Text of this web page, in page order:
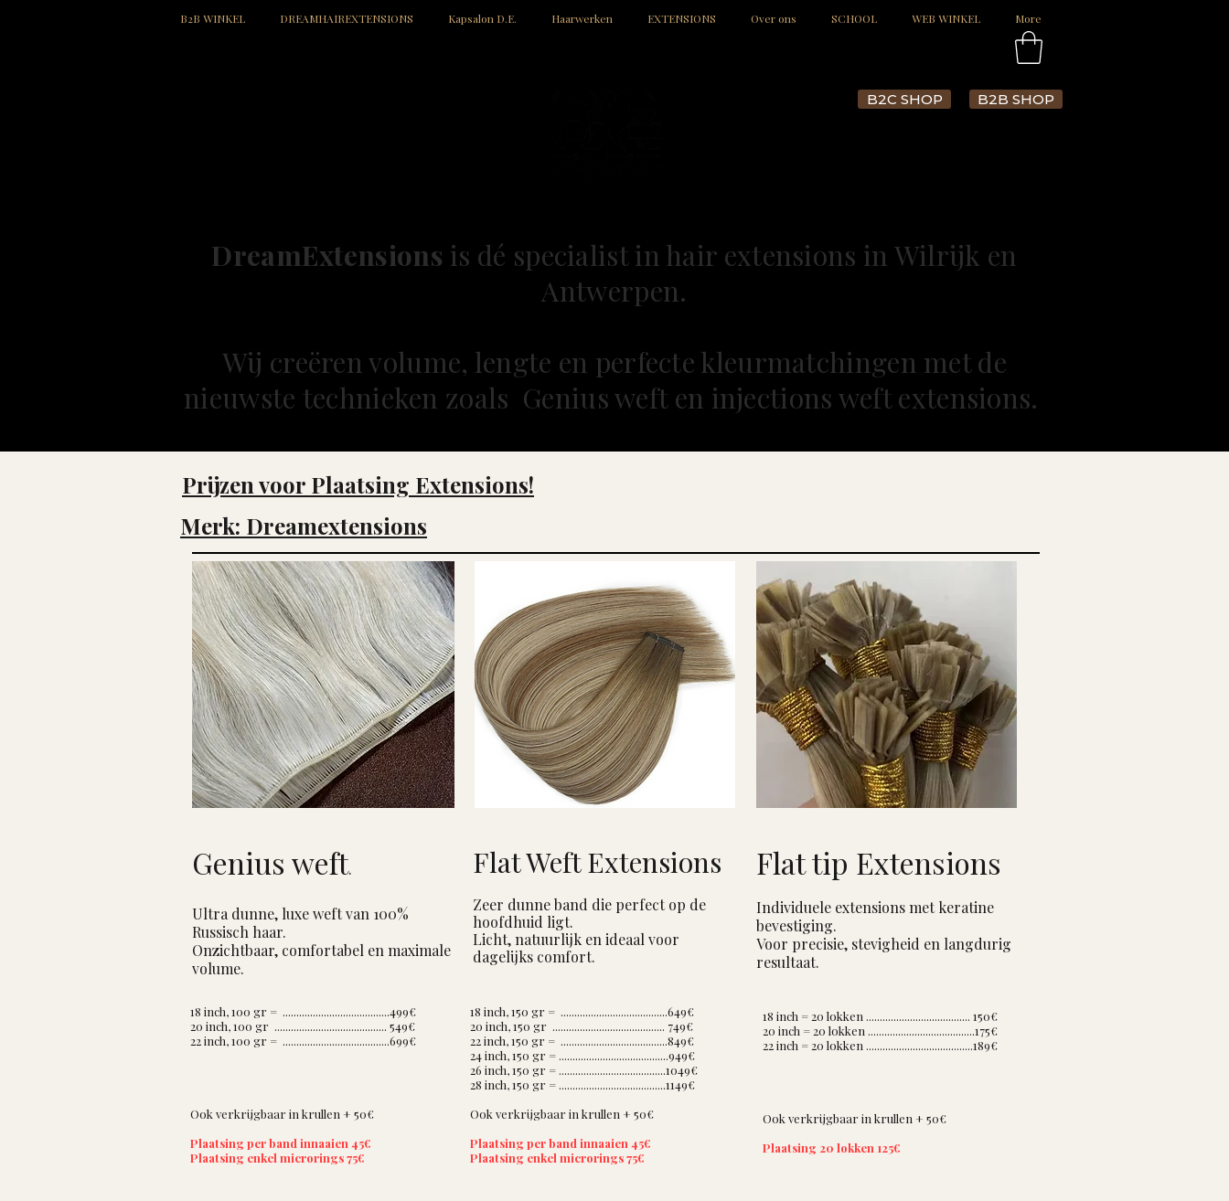
B2B WINKEL DREAMHAIREXTENSIONS Kapsalon D.E. Haarwerken EXTENSIONS Over ons SCHOOL WEB WINKEL More
B2C SHOP B2B SHOP
DreamExtensions is dé specialist in hair extensions in Wilrijk en
Antwerpen.
Wij creëren volume, lengte en perfecte kleurmatchingen met de
nieuwste technieken zoals Genius weft en injections weft extensions.
Prijzen voor Plaatsing Extensions!
Merk: Dreamextensions
Genius weft.
Ultra dunne, luxe weft van 100%
Russisch haar.
Onzichtbaar, comfortabel en maximale
volume.
18 inch, 100 gr = .......................................499€
20 inch, 100 gr ......................................... 549€
22 inch, 100 gr = .......................................699€
Ook verkrijgbaar in krullen + 50€
Plaatsing per band innaaien 45€
Plaatsing enkel microrings 75€
Flat Weft Extensions
Zeer dunne band die perfect op de
hoofdhuid ligt. ​
Licht, natuurlijk en ideaal voor
dagelijks comfort.
18 inch, 150 gr = .......................................649€
20 inch, 150 gr ......................................... 749€
22 inch, 150 gr = .......................................849€
24 inch, 150 gr = ........................................949€
26 inch, 150 gr = .......................................1049€
28 inch, 150 gr = .......................................1149€
Ook verkrijgbaar in krullen + 50€
Plaatsing per band innaaien 45€
Plaatsing enkel microrings 75€
Flat tip Extensions
Individuele extensions met keratine
bevestiging.
Voor precisie, stevigheid en langdurig
resultaat.
18 inch = 20 lokken ...................................... 150€
20 inch = 20 lokken .......................................175€
22 inch = 20 lokken .......................................189€
Ook verkrijgbaar in krullen + 50€
Plaatsing 20 lokken 125€